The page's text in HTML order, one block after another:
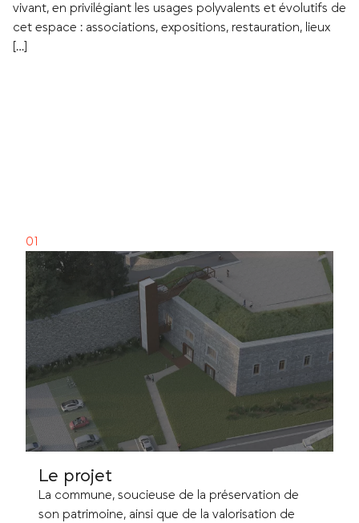
vivant, en privilégiant les usages polyvalents et évolutifs de
cet espace : associations, expositions, restauration, lieux
[…]
Le projet
La commune, soucieuse de la préservation de
son patrimoine, ainsi que de la valorisation de